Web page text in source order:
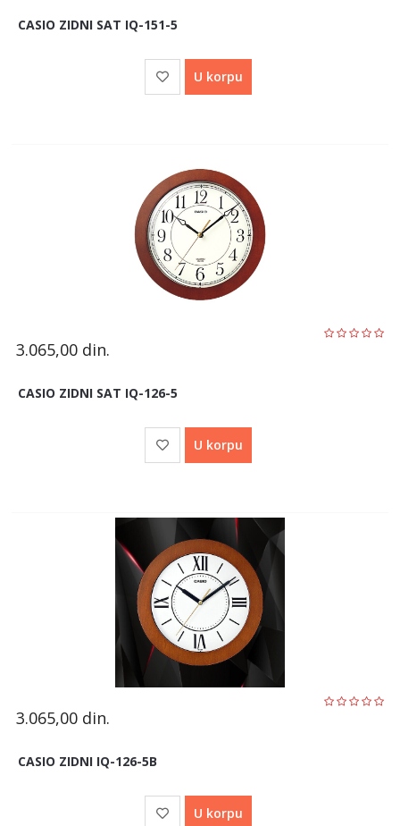
CASIO ZIDNI SAT IQ-151-5
U korpu
3.065,00 din.
CASIO ZIDNI SAT IQ-126-5
U korpu
3.065,00 din.
CASIO ZIDNI IQ-126-5B
U korpu